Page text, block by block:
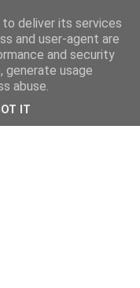
deliver its services
and user-agent are
and security
generate usage
abuse.
IT